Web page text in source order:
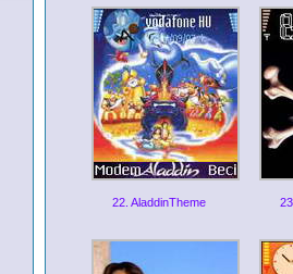
22. AladdinTheme